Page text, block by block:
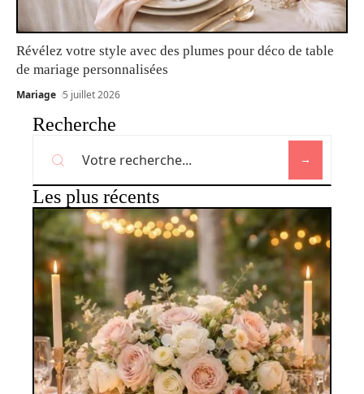
Révélez votre style avec des plumes pour déco de table
de mariage personnalisées
Mariage 5 juillet 2026
Recherche
Les plus récents